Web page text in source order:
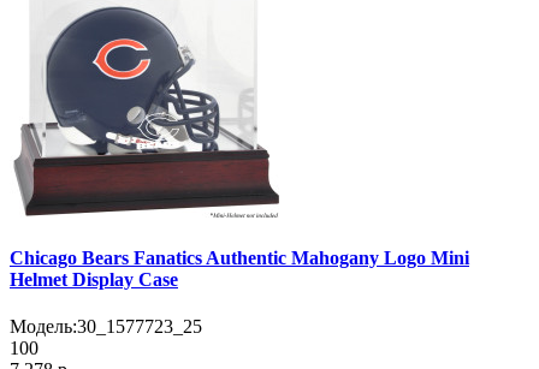
Chicago Bears Fanatics Authentic Mahogany Logo Mini
Helmet Display Case
Модель:30_1577723_25
100